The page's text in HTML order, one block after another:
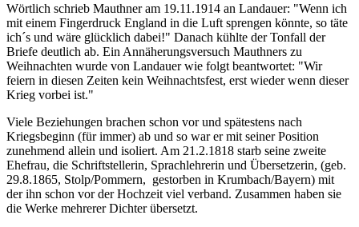
Wörtlich schrieb Mauthner am 19.11.1914 an Landauer: "Wenn ich
mit einem Fingerdruck England in die Luft sprengen könnte, so täte
ich´s und wäre glücklich dabei!" Danach kühlte der Tonfall der
Briefe deutlich ab. Ein Annäherungsversuch Mauthners zu
Weihnachten wurde von Landauer wie folgt beantwortet: "Wir
feiern in diesen Zeiten kein Weihnachtsfest, erst wieder wenn dieser
Krieg vorbei ist."
Viele Beziehungen brachen schon vor und spätestens nach
Kriegsbeginn (für immer) ab und so war er mit seiner Position
zunehmend allein und isoliert. Am 21.2.1818 starb seine zweite
Ehefrau, die Schriftstellerin, Sprachlehrerin und Übersetzerin, (geb.
29.8.1865, Stolp/Pommern, gestorben in Krumbach/Bayern) mit
der ihn schon vor der Hochzeit viel verband. Zusammen haben sie
die Werke mehrerer Dichter übersetzt.